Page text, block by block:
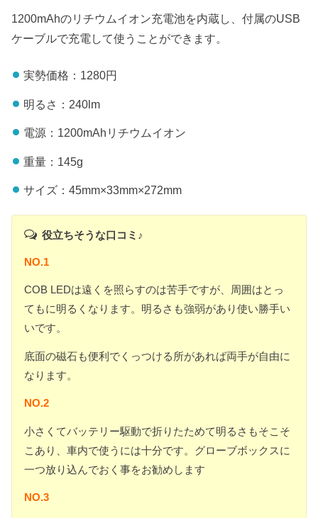
1200mAhのリチウムイオン充電池を内蔵し、付属のUSB
ケーブルで充電して使うことができます。
実勢価格：1280円
明るさ：240lm
電源：1200mAhリチウムイオン
重量：145g
サイズ：45mm×33mm×272mm
役立ちそうな口コミ♪
NO.1
COB LEDは遠くを照らすのは苦手ですが、周囲はとっ
てもに明るくなります。明るさも強弱があり使い勝手い
いです。
底面の磁石も便利でくっつける所があれば両手が自由に
なります。
NO.2
小さくてバッテリー駆動で折りたためて明るさもそこそ
こあり、車内で使うには十分です。グローブボックスに
一つ放り込んでおく事をお勧めします
NO.3